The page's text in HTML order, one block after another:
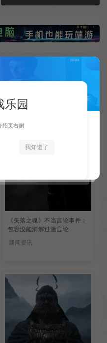
《失落之魂》不当言论事件：
包容没能消解过激言论
新闻资讯
乐园
绍页右侧
我知道了